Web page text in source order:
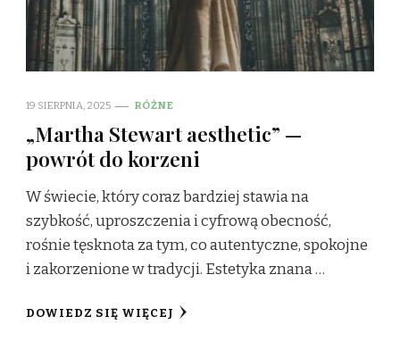
19 SIERPNIA, 2025 RÓŻNE
„Martha Stewart aesthetic” —
powrót do korzeni
W świecie, który coraz bardziej stawia na
szybkość, uproszczenia i cyfrową obecność,
rośnie tęsknota za tym, co autentyczne, spokojne
i zakorzenione w tradycji. Estetyka znana …
DOWIEDZ SIĘ WIĘCEJ